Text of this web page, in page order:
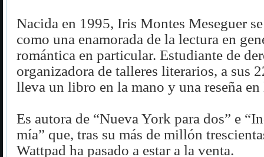
Nacida en 1995, Iris Montes Meseguer
como una enamorada de la lectura en
romántica en particular. Estudiante de
organizadora de talleres literarios, a sus
lleva un libro en la mano y una reseña en
Es autora de “Nueva York para dos” e
mía” que, tras su más de millón
Wattpad ha pasado a estar a la venta.